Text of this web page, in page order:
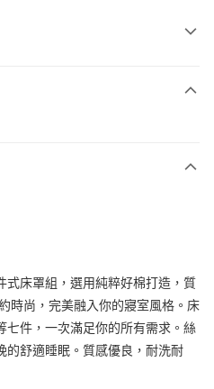
華泰商業銀行
遠東國際商業銀行
永豐商業銀行
星展（台灣）商業銀行
兆豐國際商業銀行
華泰商業銀行
遠東國際商業銀行
永豐商業銀行
式床罩組，選用純粹好棉打造，質
時尚，完美融入你的寢室風格。床
七件，一次滿足你的所有需求。絲
的舒適睡眠。質感優良，耐洗耐